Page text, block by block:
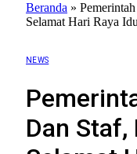
Beranda »
Selamat Hari Raya
NEWS
Dan